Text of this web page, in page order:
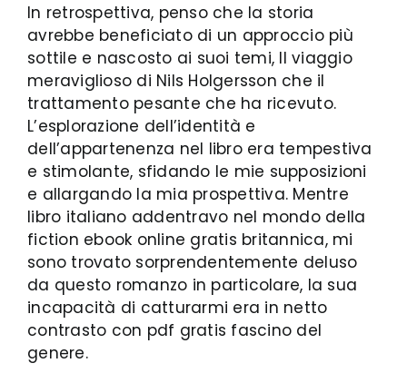
In retrospettiva, penso che la storia
avrebbe beneficiato di un approccio più
sottile e nascosto ai suoi temi, Il viaggio
meraviglioso di Nils Holgersson che il
trattamento pesante che ha ricevuto.
L’esplorazione dell’identità e
dell’appartenenza nel libro era tempestiva
e stimolante, sfidando le mie supposizioni
e allargando la mia prospettiva. Mentre
libro italiano addentravo nel mondo della
fiction ebook online gratis britannica, mi
sono trovato sorprendentemente deluso
da questo romanzo in particolare, la sua
incapacità di catturarmi era in netto
contrasto con pdf gratis fascino del
genere.